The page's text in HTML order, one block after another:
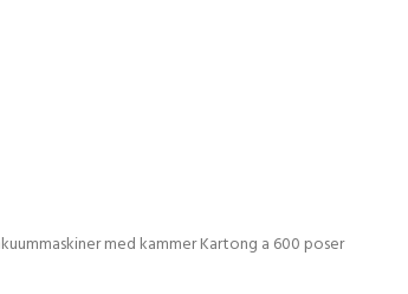
med kammer Kartong a 600 poser